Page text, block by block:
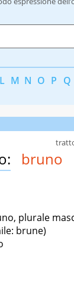
L M N O P Q
bruno
plurale
brune)